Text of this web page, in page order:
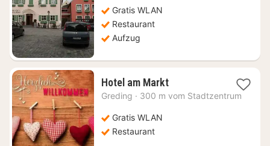
81,69
€
Gratis WLAN
Restaurant
Aufzug
Hotel am Markt1
Nacht
Greding · 300 m vom Stadtzentrum
Gratis WLAN
Restaurant